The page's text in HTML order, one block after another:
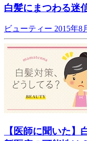
白髪にまつわる迷
ビューティー 2015年8
【医師に聞いた